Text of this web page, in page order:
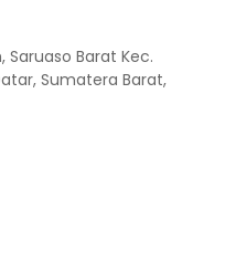
Saruaso Barat Kec.
Sumatera Barat,